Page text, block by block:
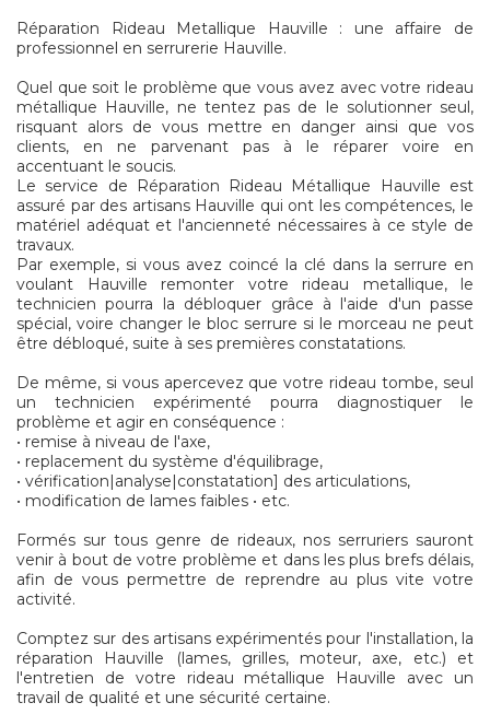
Réparation Rideau Metallique Hauville : une affaire de
professionnel en serrurerie Hauville.
Quel que soit le problème que vous avez avec votre rideau
métallique Hauville, ne tentez pas de le solutionner seul,
risquant alors de vous mettre en danger ainsi que vos
clients, en ne parvenant pas à le réparer voire en
accentuant le soucis.
Le service de Réparation Rideau Métallique Hauville est
assuré par des artisans Hauville qui ont les compétences, le
matériel adéquat et l'ancienneté nécessaires à ce style de
travaux.
Par exemple, si vous avez coincé la clé dans la serrure en
voulant Hauville remonter votre rideau metallique, le
technicien pourra la débloquer grâce à l'aide d'un passe
spécial, voire changer le bloc serrure si le morceau ne peut
être débloqué, suite à ses premières constatations.
De même, si vous apercevez que votre rideau tombe, seul
un technicien expérimenté pourra diagnostiquer le
problème et agir en conséquence :
• remise à niveau de l'axe,
• replacement du système d'équilibrage,
• vérification|analyse|constatation] des articulations,
• modification de lames faibles • etc.
Formés sur tous genre de rideaux, nos serruriers sauront
venir à bout de votre problème et dans les plus brefs délais,
afin de vous permettre de reprendre au plus vite votre
activité.
Comptez sur des artisans expérimentés pour l'installation, la
réparation Hauville (lames, grilles, moteur, axe, etc.) et
l'entretien de votre rideau métallique Hauville avec un
travail de qualité et une sécurité certaine.